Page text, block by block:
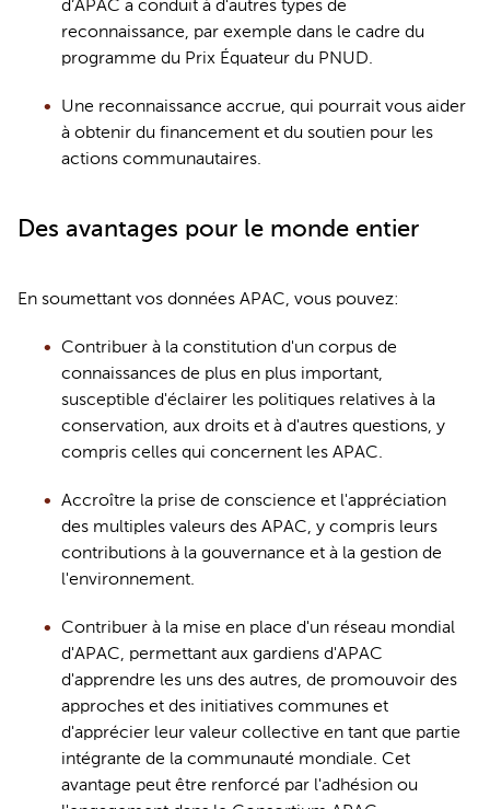
d’APAC a conduit à d'autres types de
reconnaissance, par exemple dans le cadre du
programme du Prix Équateur du PNUD.
Une reconnaissance accrue, qui pourrait vous aider
à obtenir du financement et du soutien pour les
actions communautaires.
Des avantages pour le monde entier
En soumettant vos données APAC, vous pouvez:
Contribuer à la constitution d'un corpus de
connaissances de plus en plus important,
susceptible d'éclairer les politiques relatives à la
conservation, aux droits et à d'autres questions, y
compris celles qui concernent les APAC.
Accroître la prise de conscience et l'appréciation
des multiples valeurs des APAC, y compris leurs
contributions à la gouvernance et à la gestion de
l'environnement.
Contribuer
d'APAC, permettant aux gardiens d'APAC
d'apprendre les uns des autres, de promouvoir des
approches et des initiatives communes et
d'apprécier leur valeur collective en tant que partie
intégrante de la communauté mondiale. Cet
avantage peut être renforcé par l'adhésion ou